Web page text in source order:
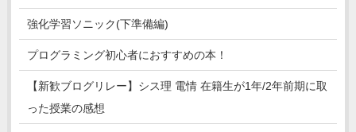
強化学習ソニック(下準備編)
プログラミング初心者におすすめの本！
【新歓ブログリレー】シス理 電情 在籍生が1年/2年前期に取
った授業の感想